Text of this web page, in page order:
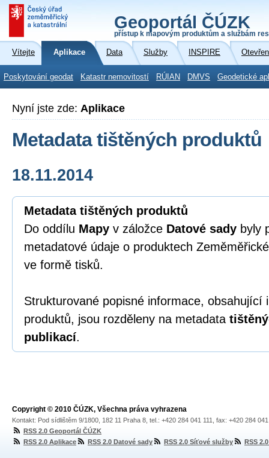
Geoportál ČÚZK
přístup k mapovým produktům a službám
Vítejte Aplikace Data Služby INSPIRE
Poskytování geodat Katastr nemovitostí RÚIAN DMVS Geodetické
Nyní jste zde: Aplikace
Metadata tištěných produktů
18.11.2014
Metadata tištěných produktů
Do oddílu Mapy v záložce Datové sady byly
metadatové údaje o produktech
ve formě tisků.
Strukturované popisné informace, obsahující
produktů, jsou rozděleny na metadata
publikací.
Copyright © 2010 ČÚZK, Všechna práva vyhrazena
Kontakt: Pod sídlištěm 9/1800, 182 11 Praha 8, tel.: +420 284 041 111, fax: +420 284
RSS 2.0 Geoportál ČÚZK
RSS 2.0 Aplikace
RSS 2.0 Datové sady RSS 2.0 Síťové služby RSS